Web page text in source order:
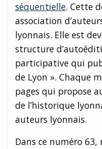
séquentielle. Cette
association
lyonnais. Elle est
structure
participative qui
de Lyon ». Chaque
pages qui propose
de l’historique
auteurs lyonnais.
Dans ce numéro 63,